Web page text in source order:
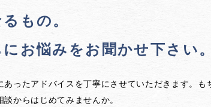
もの。
お悩みをお聞かせ下さい
ったアドバイスを丁寧にさせていただきます。も
からはじめてみませんか。